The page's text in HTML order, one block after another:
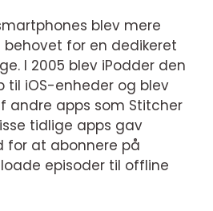
blev mere
for en dedikeret
I 2005 blev iPodder den
til iOS-enheder og blev
andre apps som Stitcher
tidlige apps gav
for at abonnere på
episoder til offline